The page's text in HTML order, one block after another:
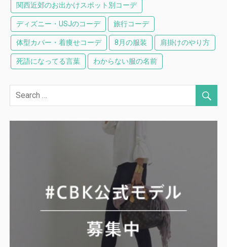
関西近郊のお出かけスポット別コーデ
ディズニー・USJのコーデ 旅行コーデ
体型カバー・着痩せコーデ 8月の服装 肩掛けのやり方
死語になってる言葉 わからない服の名前